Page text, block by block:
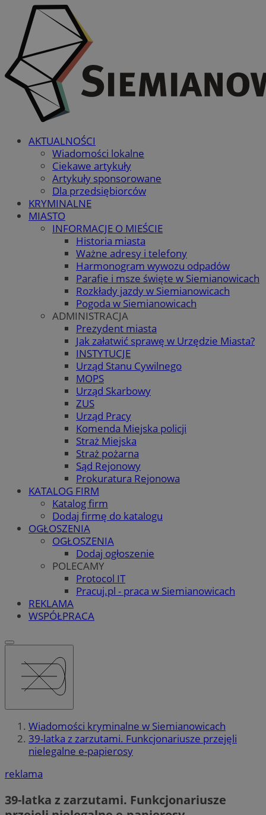
AKTUALNOŚCI
Wiadomości lokalne
Ciekawe artykuły
Artykuły sponsorowane
Dla przedsiębiorców
KRYMINALNE
MIASTO
INFORMACJE O MIEŚCIE
Historia miasta
Ważne adresy i telefony
Harmonogram wywozu odpadów
Parafie i msze święte w Siemianowicach
Rozkłady jazdy w Siemianowicach
Pogoda w Siemianowicach
ADMINISTRACJA
Prezydent miasta
Jak załatwić sprawę w Urzędzie Miasta?
INSTYTUCJE
Urząd Stanu Cywilnego
MOPS
Urząd Skarbowy
ZUS
Urząd Pracy
Komenda Miejska policji
Straż Miejska
Straż pożarna
Sąd Rejonowy
Prokuratura Rejonowa
KATALOG FIRM
Katalog firm
Dodaj firmę do katalogu
OGŁOSZENIA
OGŁOSZENIA
Dodaj ogłoszenie
POLECAMY
Protocol IT
Pracuj.pl - praca w Siemianowicach
REKLAMA
WSPÓŁPRACA
Wiadomości kryminalne w Siemianowicach
39-latka z zarzutami. Funkcjonariusze przejęli
nielegalne e-papierosy
reklama
39-latka z zarzutami. Funkcjonariusze